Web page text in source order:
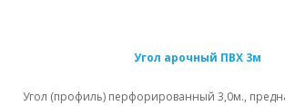
Угол арочный ПВХ 3м
Угол (профиль) перфорированный 3,0м.,